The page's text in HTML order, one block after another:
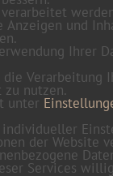
Anzeigen und
Ihrer
Verarbeitung
nutzen.
unter
individueller
der Website
Services